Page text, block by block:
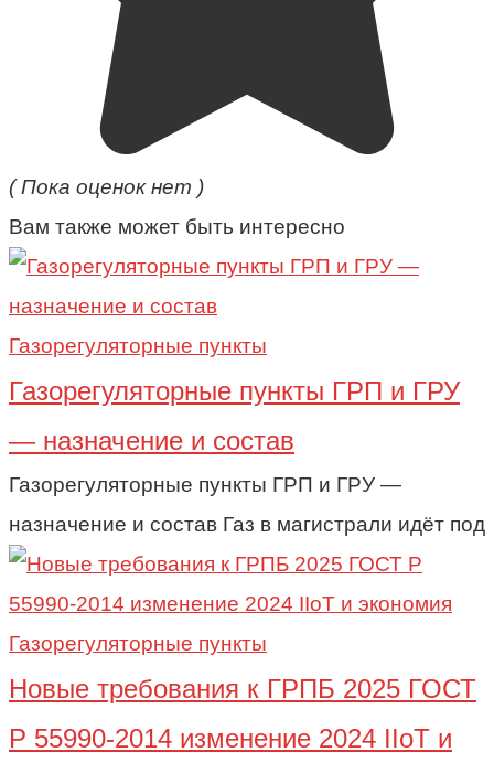
( Пока оценок нет )
Вам также может быть интересно
Газорегуляторные пункты
Газорегуляторные пункты ГРП и ГРУ
— назначение и состав
Газорегуляторные пункты ГРП и ГРУ —
назначение и состав Газ в магистрали идёт под
Газорегуляторные пункты
Новые требования к ГРПБ 2025 ГОСТ
Р 55990-2014 изменение 2024 IIoT и